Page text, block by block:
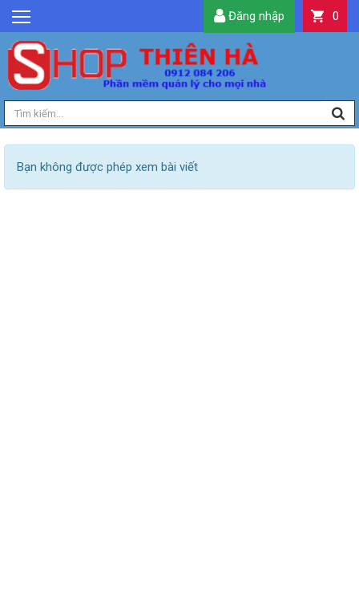
GIỚI THIỆU
TIN TỨC
SẢN PHẨM
DỊCH VỤ
TIỆN ÍCH
0
Đăng nhập
Bạn không được phép xem bài viết